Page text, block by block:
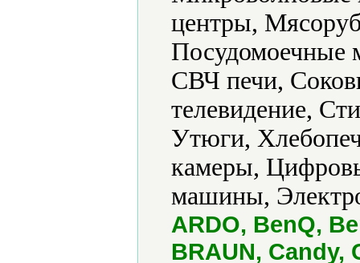
центры,
СВЧ печи,
телевидение,
Утюги,
камеры,
машины,
ARDO, BenQ,
BRAUN,